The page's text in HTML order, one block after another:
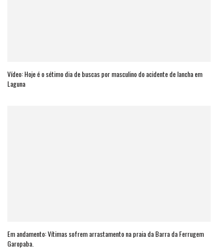
Vídeo: Hoje é o sétimo dia de buscas por masculino do acidente de lancha em
Laguna
Em andamento: Vítimas sofrem arrastamento na praia da Barra da Ferrugem
Garopaba.